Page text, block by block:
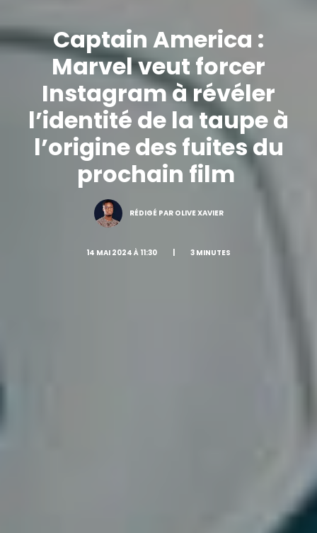
Captain America :
Marvel veut forcer
Instagram à révéler
l’identité de la taupe à
l’origine des fuites du
prochain film
RÉDIGÉ PAR OLIVE XAVIER
14 MAI 2024 À 11:30 3 MINUTES